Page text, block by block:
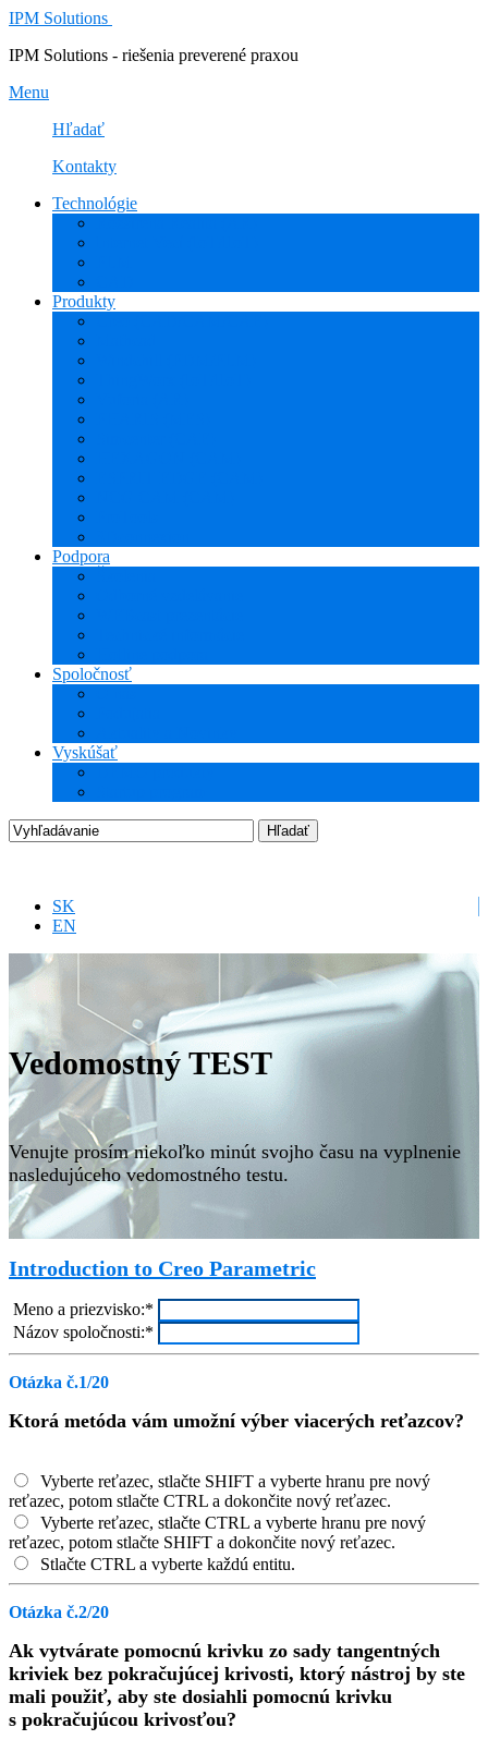
IPM Solutions
IPM Solutions - riešenia preverené praxou
Menu
Hľadať
Kontakty
Technológie
Produkty
Podpora
Spoločnosť
Vyskúšať
SK
EN
Vedomostný TEST
Venujte prosím niekoľko minút svojho času na vyplnenie
nasledujúceho vedomostného testu.
Introduction to Creo Parametric
Meno a priezvisko:*
Názov spoločnosti:*
Otázka č.1/20
Ktorá metóda vám umožní výber viacerých reťazcov?
Vyberte reťazec, stlačte SHIFT a vyberte hranu pre nový
reťazec, potom stlačte CTRL a dokončite nový reťazec.
Vyberte reťazec, stlačte CTRL a vyberte hranu pre nový
reťazec, potom stlačte SHIFT a dokončite nový reťazec.
Stlačte CTRL a vyberte každú entitu.
Otázka č.2/20
Ak vytvárate pomocnú krivku zo sady tangentných
kriviek bez pokračujúcej krivosti, ktorý nástroj by ste
mali použiť, aby ste dosiahli pomocnú krivku
s pokračujúcou krivosťou?